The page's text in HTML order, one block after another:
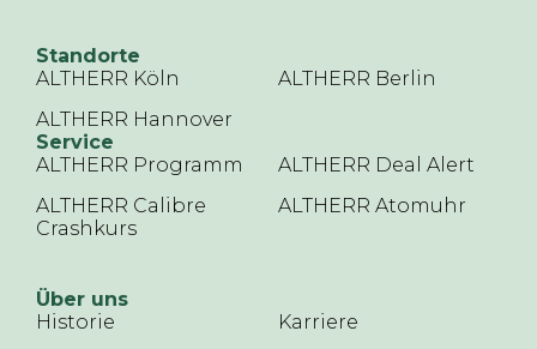
Standorte
ALTHERR Köln
ALTHERR Berlin
ALTHERR Hannover
Service
ALTHERR Programm
ALTHERR Deal Alert
ALTHERR Calibre
Crashkurs
ALTHERR Atomuhr
Über uns
Historie
Karriere